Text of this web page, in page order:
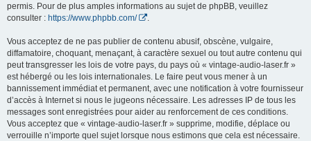
permis. Pour de plus amples informations au sujet de phpBB, veuillez
consulter : https://www.phpbb.com/
Vous acceptez de ne pas publier de contenu abusif, obscène, vulgaire,
diffamatoire, choquant, menaçant, à caractère sexuel ou tout autre contenu qui
peut transgresser les lois de votre pays, du pays où « vintage-audio-laser.fr »
est hébergé ou les lois internationales. Le faire peut vous mener à un
bannissement immédiat et permanent, avec une notification à votre fournisseur
d’accès à Internet si nous le jugeons nécessaire. Les adresses IP de tous les
messages sont enregistrées pour aider au renforcement de ces conditions.
Vous acceptez que « vintage-audio-laser.fr » supprime, modifie, déplace ou
verrouille n’importe quel sujet lorsque nous estimons que cela est nécessaire.